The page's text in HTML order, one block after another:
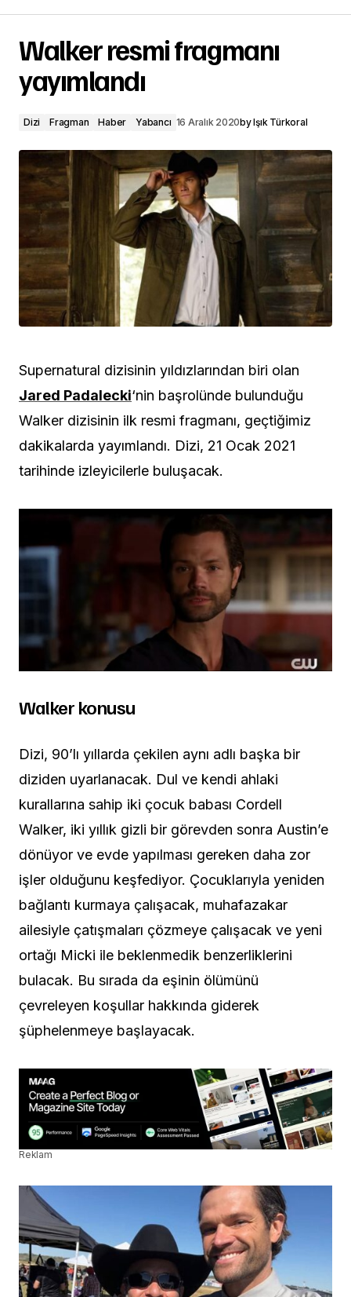
Walker resmi fragmanı
yayımlandı
Dizi Fragman Haber Yabancı 16 Aralık 2020byIşık Türkoral
Supernatural dizisinin yıldızlarından biri olan
Jared Padalecki‘nin başrolünde bulunduğu
Walker dizisinin ilk resmi fragmanı, geçtiğimiz
dakikalarda yayımlandı. Dizi, 21 Ocak 2021
tarihinde izleyicilerle buluşacak.
Walker konusu
Dizi, 90’lı yıllarda çekilen aynı adlı başka bir
diziden uyarlanacak. Dul ve kendi ahlaki
kurallarına sahip iki çocuk babası Cordell
Walker, iki yıllık gizli bir görevden sonra Austin’e
dönüyor ve evde yapılması gereken daha zor
işler olduğunu keşfediyor. Çocuklarıyla yeniden
bağlantı kurmaya çalışacak, muhafazakar
ailesiyle çatışmaları çözmeye çalışacak ve yeni
ortağı Micki ile beklenmedik benzerliklerini
bulacak. Bu sırada da eşinin ölümünü
çevreleyen koşullar hakkında giderek
şüphelenmeye başlayacak.
Reklam